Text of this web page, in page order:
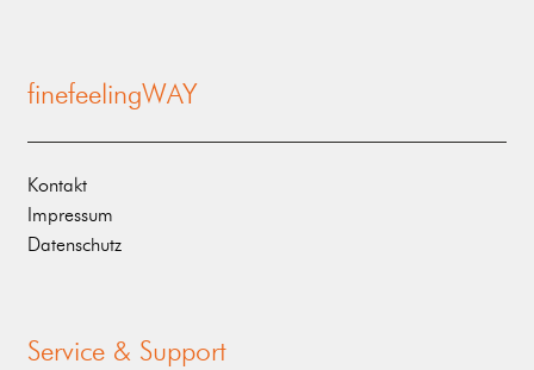
finefeelingWAY
Kontakt
Impressum
Datenschutz
Service & Support